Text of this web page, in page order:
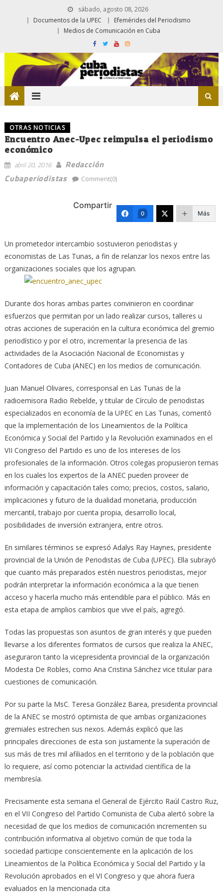
sábado, agosto 08, 2026
Documentos de la UPEC
Efemérides del Periodismo
Medios de Comunicación en Cuba
OTRAS NOTICIAS
Encuentro Anec-Upec reimpulsa el periodismo
económico
abril 20, 2016
Redacción
Cubaperiodistas
Comment(0)
Compartir
0 Más
Un prometedor intercambio sostuvieron periodistas y
economistas de Las Tunas, a fin de relanzar los nexos entre las
organizaciones sociales que los agrupan.
Durante dos horas ambas partes convinieron en coordinar
esfuerzos que permitan por un lado realizar cursos, talleres u
otras acciones de superación en la cultura económica del gremio
periodístico y por el otro, incrementar la presencia de las
actividades de la Asociación Nacional de Economistas y
Contadores de Cuba (ANEC) en los medios de comunicación.
Juan Manuel Olivares, corresponsal en Las Tunas de la
radioemisora Radio Rebelde, y titular de Círculo de periodistas
especializados en economía de la UPEC en Las Tunas, comentó
que la implementación de los Lineamientos de la Política
Económica y Social del Partido y la Revolución examinados en el
VII Congreso del Partido es uno de los intereses de los
profesionales de la información. Otros colegas propusieron temas
en los cuales los expertos de la ANEC pueden proveer de
información y capacitación tales como; precios, costos, salario,
implicaciones y futuro de la dualidad monetaria, producción
mercantil, trabajo por cuenta propia, desarrollo local,
posibilidades de inversión extranjera, entre otros.
En similares términos se expresó Adalys Ray Haynes, presidente
provincial de la Unión de Periodistas de Cuba (UPEC). Ella subrayó
que cuanto más preparados estén nuestros periodistas, mejor
podrán interpretar la información económica a la que tienen
acceso y hacerla mucho más entendible para el público. Más en
esta etapa de amplios cambios que vive el país, agregó.
Todas las propuestas son asuntos de gran interés y que pueden
llevarse a los diferentes formatos de cursos que realiza la ANEC,
aseguraron tanto la vicepresidenta provincial de la organización
Modesta De Robles, como Ana Cristina Sánchez vice titular para
cuestiones de comunicación.
Por su parte la MsC. Teresa González Barea, presidenta provincial
de la ANEC se mostró optimista de que ambas organizaciones
gremiales estrechen sus nexos. Además explicó que las
principales direcciones de esta son justamente la superación de
sus más de tres mil afiliados en el territorio y de la población que
lo requiere, así como potenciar la actividad científica de la
membresía.
Precisamente esta semana el General de Ejército Raúl Castro Ruz,
en el VII Congreso del Partido Comunista de Cuba alertó sobre la
necesidad de que los medios de comunicación incrementen su
contribución informativa al objetivo común de que toda la
sociedad participe conscientemente en la aplicación de los
Lineamientos de la Política Económica y Social del Partido y la
Revolución aprobados en el VI Congreso y que ahora fuera
evaluados en la mencionada cita